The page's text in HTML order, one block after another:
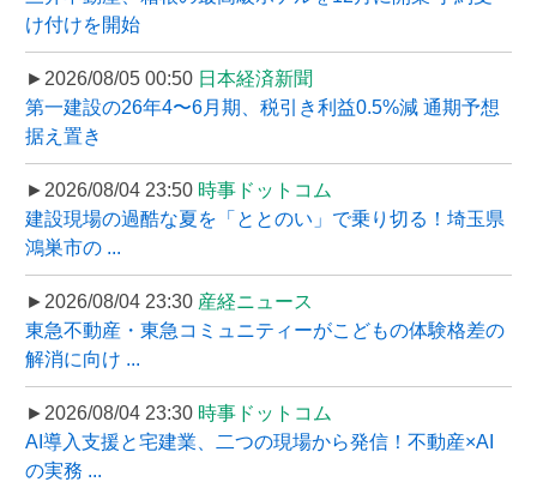
け付けを開始
►2026/08/05 00:50 日本経済新聞
第一建設の26年4〜6月期、税引き利益0.5%減 通期予想
据え置き
►2026/08/04 23:50 時事ドットコム
建設現場の過酷な夏を「ととのい」で乗り切る！埼玉県
鴻巣市の ...
►2026/08/04 23:30 産経ニュース
東急不動産・東急コミュニティーがこどもの体験格差の
解消に向け ...
►2026/08/04 23:30 時事ドットコム
AI導入支援と宅建業、二つの現場から発信！不動産×AI
の実務 ...